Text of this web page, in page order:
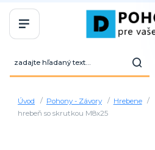
Úvod Pohony - Závory Hrebene
hrebeň so skrutkou M8x25